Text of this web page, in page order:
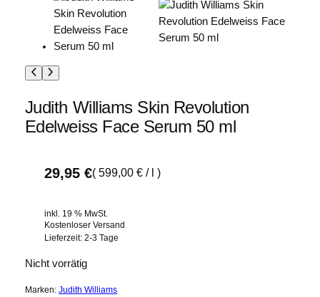
Judith Williams Skin Revolution
Edelweiss Face Serum 50 ml
29,95 €( 599,00 €/ )
inkl. 19 % MwSt.
Kostenloser Versand
Lieferzeit: 2-3 Tage
Nicht vorrätig
Marken: Judith Williams